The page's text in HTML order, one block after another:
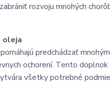
rozvoju mnohých
oleja
predchádzať
ochorení. Tento
všetky potrebné